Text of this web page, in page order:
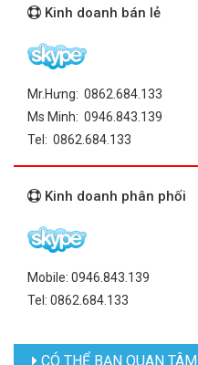
Kinh doanh bán lẻ
Mr.Hưng: 0862.684.133
Ms Minh: 0946.843.139
Tel: 0862.684.133
Kinh doanh phân phối
Mobile: 0946.843.139
Tel: 0862.684.133
CÓ THỂ BẠN QUAN TÂM